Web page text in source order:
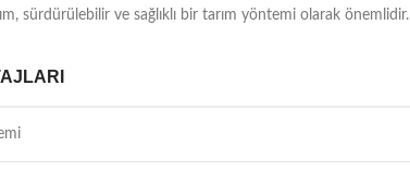
sürdürülebilir ve sağlıklı bir tarım yöntemi olarak önemlidir.